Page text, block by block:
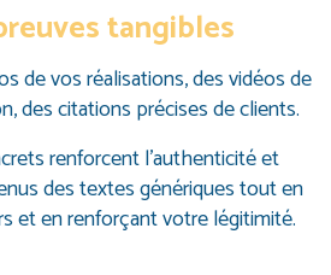
tangibles
de vos réalisations, des vidéos de
des citations précises de clients.
renforcent l’authenticité et
des textes génériques tout en
et en renforçant votre légitimité.